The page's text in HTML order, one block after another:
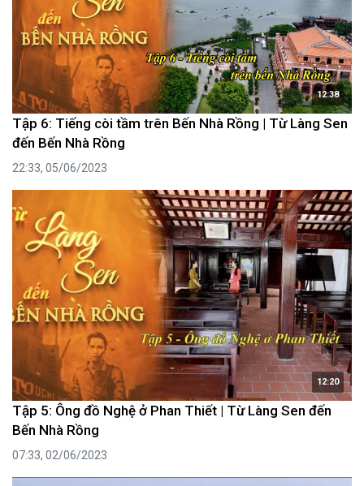
12:38
Tập 6: Tiếng còi tầm trên Bến Nhà Rồng | Từ Làng Sen
đến Bến Nhà Rồng
22:33, 05/06/2023
12:20
Tập 5: Ông đồ Nghệ ở Phan Thiết | Từ Làng Sen đến
Bến Nhà Rồng
07:33, 02/06/2023